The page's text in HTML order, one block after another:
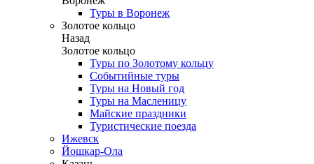
Туры в Воронеж
Золотое кольцо
Назад
Золотое кольцо
Туры по Золотому кольцу
Событийные туры
Туры на Новый год
Туры на Масленицу
Майские праздники
Туристические поезда
Ижевск
Йошкар-Ола